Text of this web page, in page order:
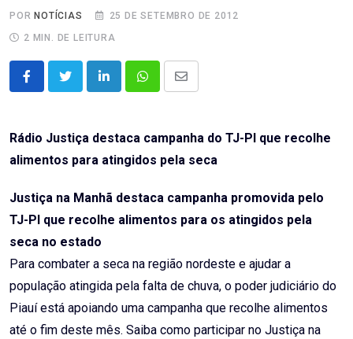
POR NOTÍCIAS
25 DE SETEMBRO DE 2012
2 MIN. DE LEITURA
LinkedInWhatsappShare
Email
Rádio Justiça destaca campanha do TJ-PI que recolhe
alimentos para atingidos pela seca
Justiça na Manhã destaca campanha promovida pelo
TJ-PI que recolhe alimentos para os atingidos pela
seca no estado
Para combater a seca na região nordeste e ajudar a
população atingida pela falta de chuva, o poder judiciário do
Piauí está apoiando uma campanha que recolhe alimentos
até o fim deste mês. Saiba como participar no Justiça na